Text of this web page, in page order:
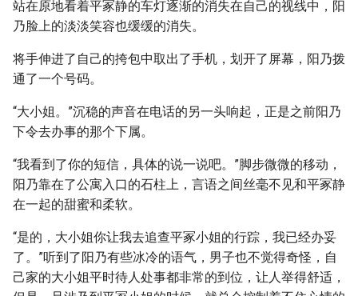
站在原地看着平冢静的车灯逐渐的消失在自己的视线中，阳
乃脸上的淡淡笑容也缓缓的消失。
将手伸进了自己的挎包中取出了手机，划开了屏幕，阳乃拨
通了一个号码。
“大小姐。”沉稳的声音在电话的另一头响起，正是之前阳乃
下令去办事的那个下属。
“我看到了你的短信，具体的说一说吧。”脚步微微的移动，
阳乃靠在了公寓入口的石柱上，言语之间丝毫不见和平冢静
在一起的甜蜜和柔软。
“是的，大小姐你让我去追查平冢小姐的行踪，我已经办妥
了。”听到了阳乃有些冰冷的语气，男子也不觉得奇怪，自
己家的大小姐平时待人处事都非常的到位，让人举得舒适，